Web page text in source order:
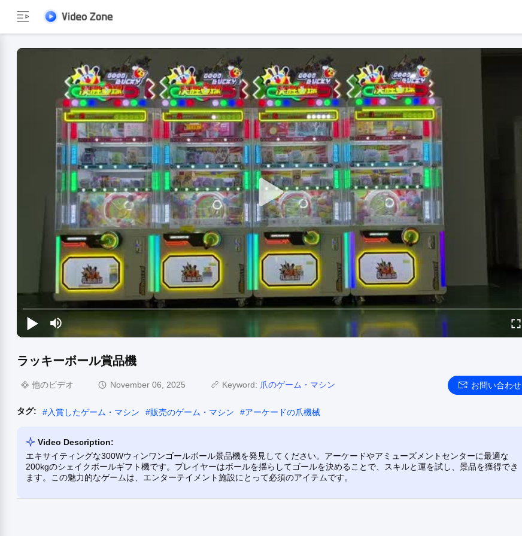
ラッキーボール賞品機
他のビデオ November 06, 2025 Keyword: 爪のゲーム・マシン お問い合わせ
タグ: #入賞したゲーム・マシン #販売のゲーム・マシン #アーケードの爪機械
Video Description:
エキサイティングな300Wウィンワンゴールボール景品機を発見してください。アーケードやアミューズメントセンターに最適な
200kgのシェイクボールギフト機です。プレイヤーはボールを揺らしてゴールを決めることで、スキルと運を試し、景品を獲得でき
ます。この魅力的なゲームは、エンターテイメント施設にとって必須のアイテムです。